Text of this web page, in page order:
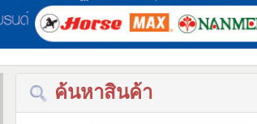
ค้นหาสินค้า